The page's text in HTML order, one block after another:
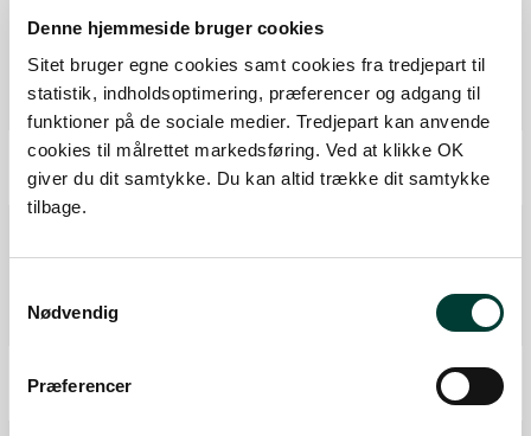
Denne hjemmeside bruger cookies
Sitet bruger egne cookies samt cookies fra tredjepart til
statistik, indholdsoptimering, præferencer og adgang til
funktioner på de sociale medier. Tredjepart kan anvende
cookies til målrettet markedsføring. Ved at klikke OK
giver du dit samtykke. Du kan altid trække dit samtykke
tilbage.
Nødvendig
Præferencer
Ruten i detaljer
Start
Samlet:0 km
P-plads
Fra forrige: